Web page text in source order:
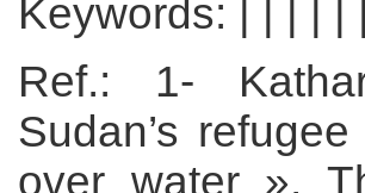
Keywords:
Ref.: 1-
Sudan’s
over water »,